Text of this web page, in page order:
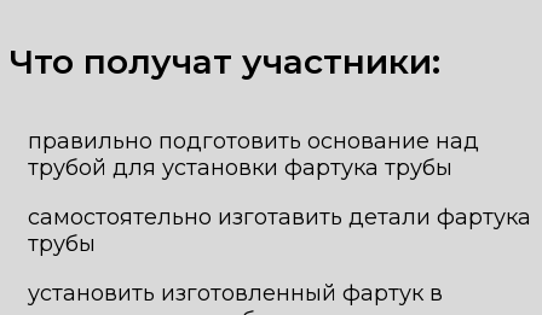
Что получат участники:
правильно подготовить основание над
трубой для установки фартука трубы
самостоятельно изготавить детали фартука
трубы
установить изготовленный фартук в